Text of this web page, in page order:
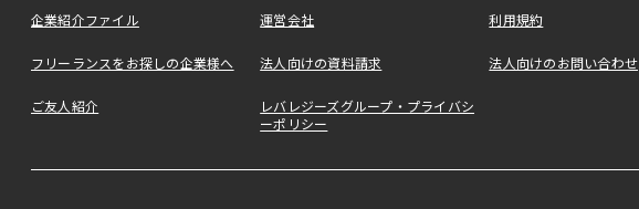
企業紹介ファイル 運営会社 利用規約
フリーランスをお探しの企業様へ 法人向けの資料請求 法人向けのお問い合わせ
ご友人紹介
レバレジーズグループ・プライバシ
ーポリシー